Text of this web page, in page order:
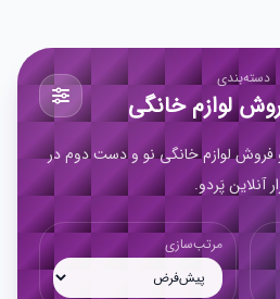
دسته‌بندی
لوازم خانگی
فروش لوازم خانگی نو و دست دوم در
آنلاین پَردو.
مرتب‌سازی